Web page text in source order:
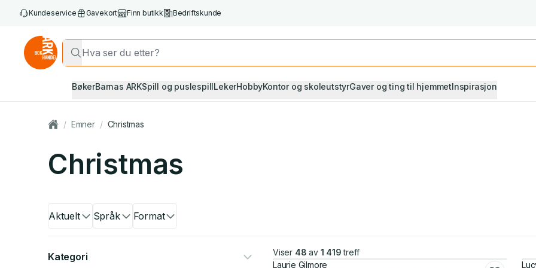
Kundeservice Gavekort Finn butikk Bedriftskunde
BøkerBarnas ARKSpill og puslespillLekerHobbyKontor og skoleutstyrGaver og ting til hjemmetInspirasjon
/ Emner / Christmas
Christmas
Aktuelt Språk Format
Kategori
Viser 48 av 1 419 treff
Laurie Gilmore